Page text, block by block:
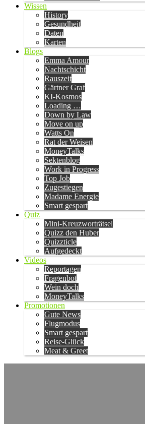
Wissen
History
Gesundheit
Daten
Karten
Blogs
Emma Amour
Nachtschicht
Rauszeit
Gärtner Graf
KI-Kosmos
Loading …
Down by Law
Move on up
Watts On
Rat der Weisen
MoneyTalks
Sektenblog
Work in Progress
Top Job
Zugestiegen
Madame Energie
Smart gespart
Quiz
Mini-Kreuzworträtsel
Quizz den Huber
Quizzticle
Aufgedeckt
Videos
Reportagen
Fragenbot
Wein doch
MoneyTalks
Promotionen
Gute News
Flugmodus
Smart gespart
Reise-Glück
Meat & Greet